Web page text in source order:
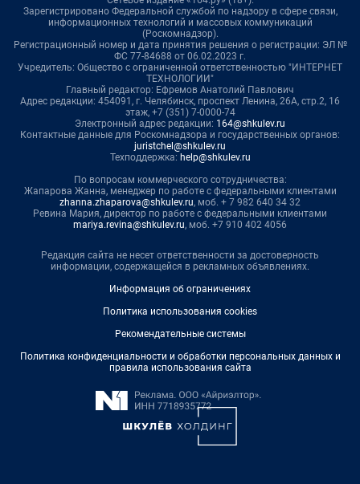
Зарегистрировано Федеральной службой по надзору в сфере связи,
информационных технологий и массовых коммуникаций
(Роскомнадзор).
Регистрационный номер и дата принятия решения о регистрации: ЭЛ №
ФС 77-84688 от 06.02.2023 г.
Учредитель: Общество с ограниченной ответственностью "ИНТЕРНЕТ
ТЕХНОЛОГИИ"
Главный редактор: Ефремов Анатолий Павлович
Адрес редакции: 454091, г. Челябинск, проспект Ленина, 26А, стр.2, 16
этаж, +7 (351) 7-0000-74
Электронный адрес редакции: 164@shkulev.ru
Контактные данные для Роскомнадзора и государственных органов:
juristchel@shkulev.ru
Техподдержка: help@shkulev.ru
По вопросам коммерческого сотрудничества:
Жапарова Жанна, менеджер по работе с федеральными клиентами
zhanna.zhaparova@shkulev.ru, моб. + 7 982 640 34 32
Ревина Мария, директор по работе с федеральными клиентами
mariya.revina@shkulev.ru, моб. +7 910 402 4056
Редакция сайта не несет ответственности за достоверность
информации, содержащейся в рекламных объявлениях.
Информация об ограничениях
Политика использования cookies
Рекомендательные системы
Политика конфиденциальности и обработки персональных данных и
правила использования сайта